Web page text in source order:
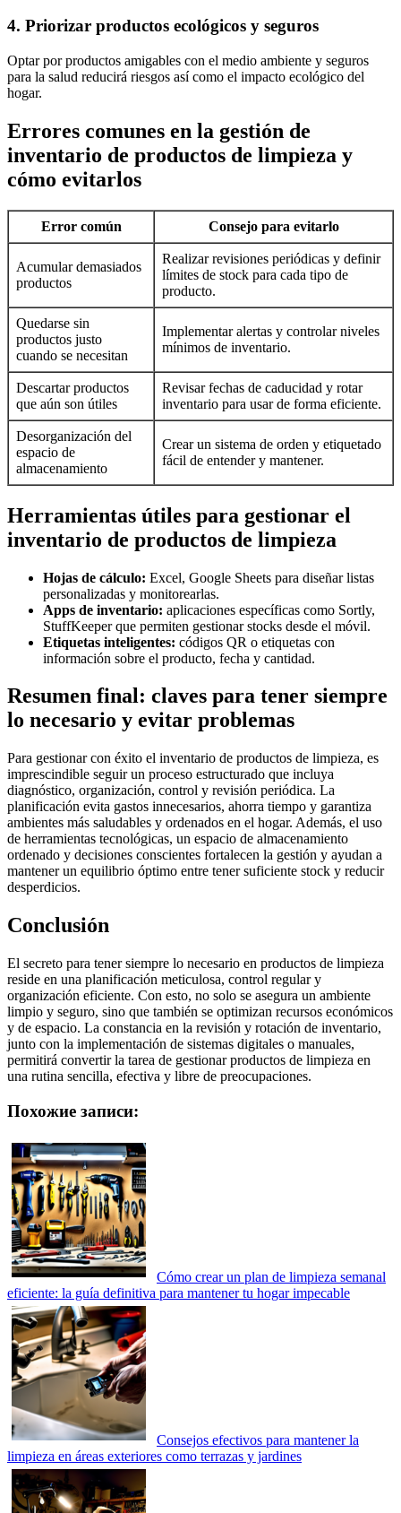
4. Priorizar productos ecológicos y seguros
Optar por productos amigables con el medio ambiente y seguros
para la salud reducirá riesgos así como el impacto ecológico del
hogar.
Errores comunes en la gestión de
inventario de productos de limpieza y
cómo evitarlos
Error común Consejo para evitarlo
Acumular demasiados
productos
Realizar revisiones periódicas y definir
límites de stock para cada tipo de
producto.
Quedarse sin
productos justo
cuando se necesitan
Implementar alertas y controlar niveles
mínimos de inventario.
Descartar productos
que aún son útiles
Revisar fechas de caducidad y rotar
inventario para usar de forma eficiente.
Desorganización del
espacio de
almacenamiento
Crear un sistema de orden y etiquetado
fácil de entender y mantener.
Herramientas útiles para gestionar el
inventario de productos de limpieza
Hojas de cálculo: Excel, Google Sheets para diseñar listas
personalizadas y monitorearlas.
Apps de inventario: aplicaciones específicas como Sortly,
StuffKeeper que permiten gestionar stocks desde el móvil.
Etiquetas inteligentes: códigos QR o etiquetas con
información sobre el producto, fecha y cantidad.
Resumen final: claves para tener siempre
lo necesario y evitar problemas
Para gestionar con éxito el inventario de productos de limpieza, es
imprescindible seguir un proceso estructurado que incluya
diagnóstico, organización, control y revisión periódica. La
planificación evita gastos innecesarios, ahorra tiempo y garantiza
ambientes más saludables y ordenados en el hogar. Además, el uso
de herramientas tecnológicas, un espacio de almacenamiento
ordenado y decisiones conscientes fortalecen la gestión y ayudan a
mantener un equilibrio óptimo entre tener suficiente stock y reducir
desperdicios.
Conclusión
El secreto para tener siempre lo necesario en productos de limpieza
reside en una planificación meticulosa, control regular y
organización eficiente. Con esto, no solo se asegura un ambiente
limpio y seguro, sino que también se optimizan recursos económicos
y de espacio. La constancia en la revisión y rotación de inventario,
junto con la implementación de sistemas digitales o manuales,
permitirá convertir la tarea de gestionar productos de limpieza en
una rutina sencilla, efectiva y libre de preocupaciones.
Похожие записи:
Cómo crear un plan de limpieza semanal
eficiente: la guía definitiva para mantener tu hogar impecable
Consejos efectivos para mantener la
limpieza en áreas exteriores como terrazas y jardines